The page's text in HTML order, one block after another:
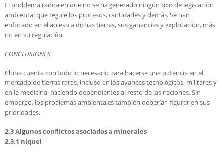
El problema radica en que no se ha generado ningún tipo de legislación
ambiental que regule los procesos, cantidades y demás. Se han
enfocado en el acceso a dichas tierras, sus ganancias y explotación, más
no en su regulación.
CONCLUSIONES
China cuenta con todo lo necesario para hacerse una potencia en el
mercado de tierras raras, incluso en los avances tecnológicos, militares y
en la medicina, haciendo dependientes al resto de las naciones. Sin
embargo, los problemas ambientales también deberían figurar en sus
prioridades.
2.3 Algunos conflictos asociados a minerales
2.3.1 níquel